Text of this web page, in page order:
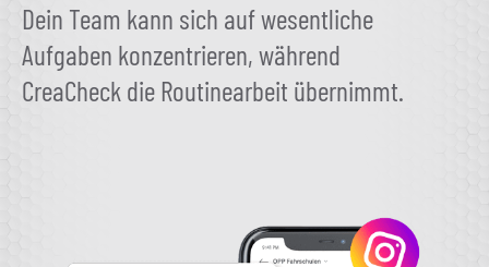
Dein Team kann sich auf wesentliche
Aufgaben konzentrieren, während
CreaCheck die Routinearbeit übernimmt.